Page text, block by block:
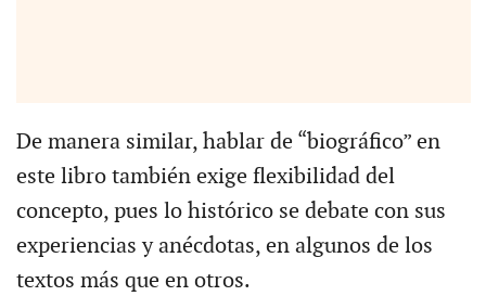
De manera similar, hablar de “biográfico” en
este libro también exige flexibilidad del
concepto, pues lo histórico se debate con sus
experiencias y anécdotas, en algunos de los
textos más que en otros.